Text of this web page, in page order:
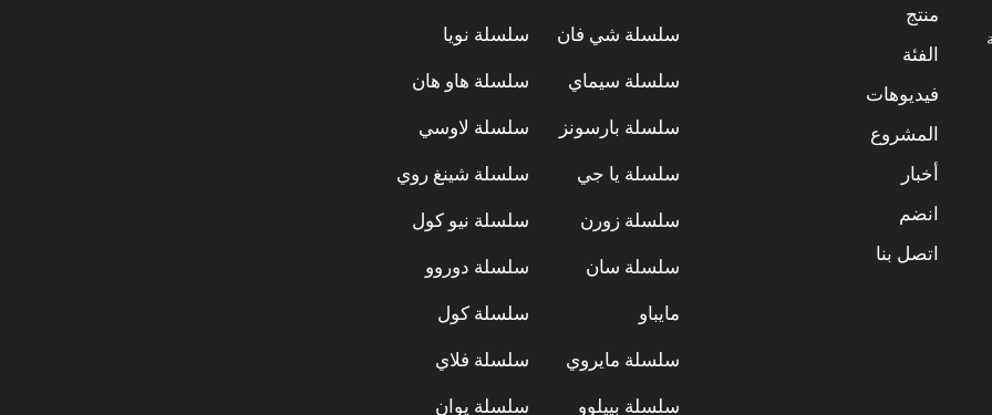
منتج
الفئة
فيديوهات
المشروع
أخبار
انضم
اتصل بنا
سلسلة شي فان سلسلة نويا
سلسلة سيماي سلسلة هاو هان
سلسلة بارسونز سلسلة لاوسي
سلسلة يا جي سلسلة شينغ روي
سلسلة زورن سلسلة نيو كول
سلسلة سان سلسلة دوروو
مايباو سلسلة كول
سلسلة مايروي سلسلة فلاي
سلسلة بييلوو سلسلة يوان